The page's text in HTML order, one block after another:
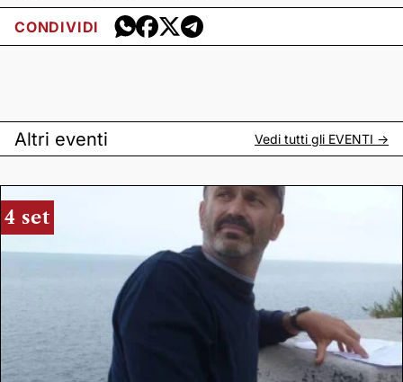
CONDIVIDI
Altri eventi Vedi tutti gli EVENTI ->
4 set